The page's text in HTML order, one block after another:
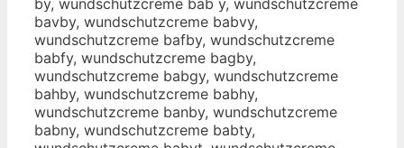
bavby, wundschutzcreme babvy,
wundschutzcreme bafby, wundschutzcreme
babfy, wundschutzcreme bagby,
wundschutzcreme babgy, wundschutzcreme
bahby, wundschutzcreme babhy,
wundschutzcreme banby, wundschutzcreme
babny, wundschutzcreme babty,